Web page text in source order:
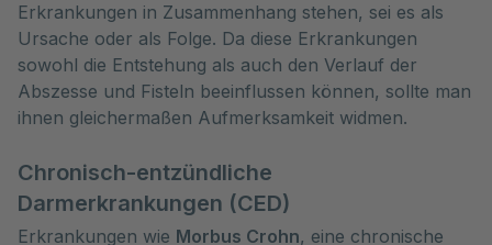
Erkrankungen in Zusammenhang stehen, sei es als
Ursache oder als Folge. Da diese Erkrankungen
sowohl die Entstehung als auch den Verlauf der
Abszesse und Fisteln beeinflussen können, sollte man
ihnen gleichermaßen Aufmerksamkeit widmen.
Chronisch-entzündliche
Darmerkrankungen (CED)
Erkrankungen wie Morbus Crohn, eine chronische